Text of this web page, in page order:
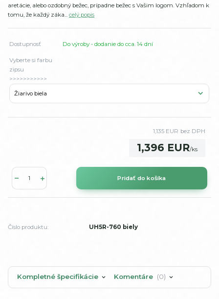
aretácie, alebo ozdobný bežec, prípadne bežec s Vašim logom. Vzhľadom k
tomu, že každý záka... celý popis
Dostupnosť Do výroby - dodanie do cca. 14 dní
Vyberte si farbu
zipsu
>>>>>>>>>>>
1,396 EUR/ks
1,135 EUR bez DPH
Pridať do košíka
Číslo produktu: UH5R-760 biely
Kompletné špecifikácie Komentáre 0